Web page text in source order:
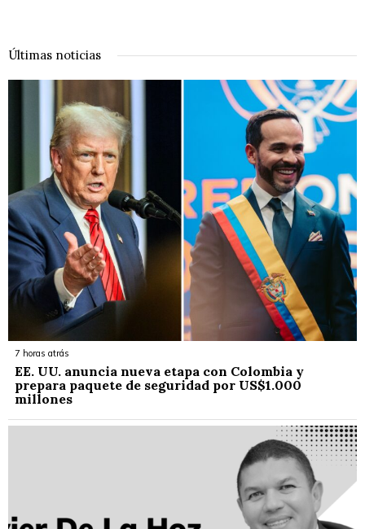
Últimas noticias
7 horas atrás
EE. UU. anuncia nueva etapa con Colombia y
prepara paquete de seguridad por US$1.000
millones